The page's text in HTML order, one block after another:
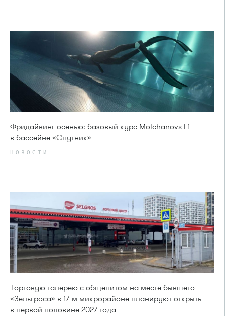
Фридайвинг осенью: базовый курс Molchanovs L1
в бассейне «Спутник»
НОВОСТИ
Торговую галерею с общепитом на месте бывшего
«Зельгроса» в 17-м микрорайоне планируют открыть
в первой половине 2027 года